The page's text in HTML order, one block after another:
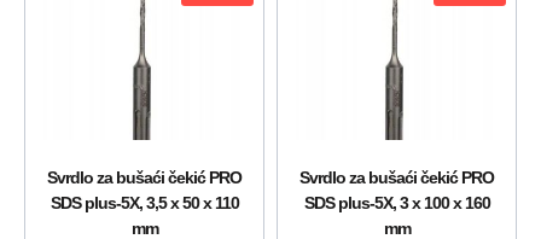
Svrdlo za bušaći čekić PRO
SDS plus-5X, 3,5 x 50 x 110
mm
Svrdlo za bušaći čekić PRO
SDS plus-5X, 3 x 100 x 160
mm